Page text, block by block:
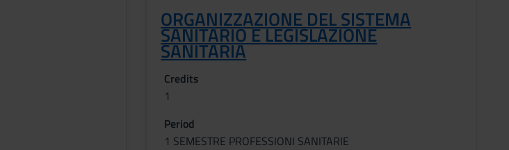
ORGANIZZAZIONE DEL SISTEMA
SANITARIO E LEGISLAZIONE
SANITARIA
Credits
1
Period
1 SEMESTRE PROFESSIONI SANITARIE